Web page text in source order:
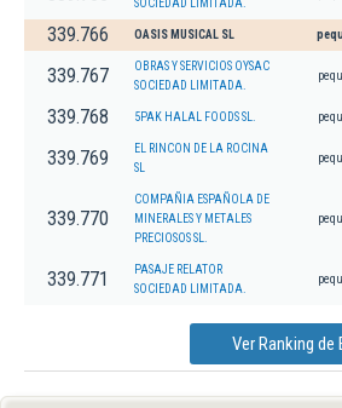
SOCIEDAD LIMITADA.
339.766 OASIS MUSICAL SL
339.767
OBRAS Y SERVICIOS OYSAC
SOCIEDAD LIMITADA.
339.768 5PAK HALAL FOODS SL.
339.769
EL RINCON DE LA ROCINA
SL
339.770
COMPAÑIA ESPAÑOLA DE
MINERALES Y METALES
PRECIOSOS SL.
339.771
PASAJE RELATOR
SOCIEDAD LIMITADA.
Ver Ranking de